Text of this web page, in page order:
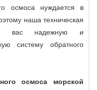
осмоса нуждается в
наша техническая
вас надежную и
систему обратного
осмоса морской